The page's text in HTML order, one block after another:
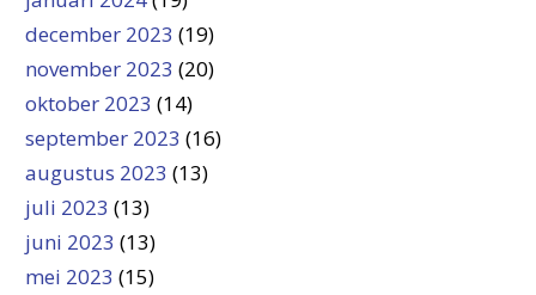
december 2023 (19)
november 2023 (20)
oktober 2023 (14)
september 2023 (16)
augustus 2023 (13)
juli 2023 (13)
juni 2023 (13)
mei 2023 (15)